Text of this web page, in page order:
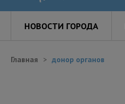
НОВОСТИ ГОРОДА
Главная донор органов